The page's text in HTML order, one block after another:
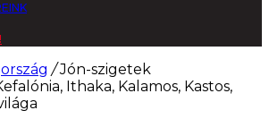
/Jón-szigetek
Ithaka, Kalamos, Kastos,